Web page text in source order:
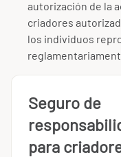
autorización de la
criadores
los individuos
Seguro de
para